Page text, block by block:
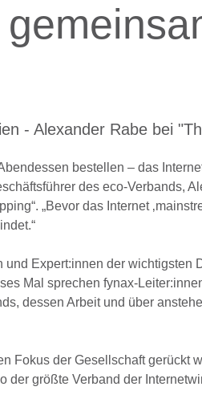
- Alexander Rabe bei
bestellen – das
des eco-Verbands,
„Bevor das Internet
und Expert:innen der wichtigsten
Mal sprechen fynax-
dessen Arbeit und über
Fokus der Gesellschaft gerückt
größte Verband der